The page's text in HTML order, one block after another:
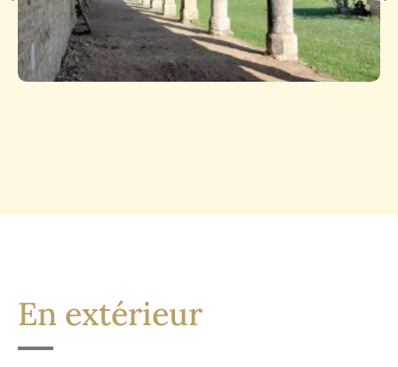
En extérieur